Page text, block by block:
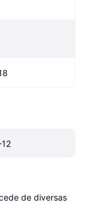
de diversas